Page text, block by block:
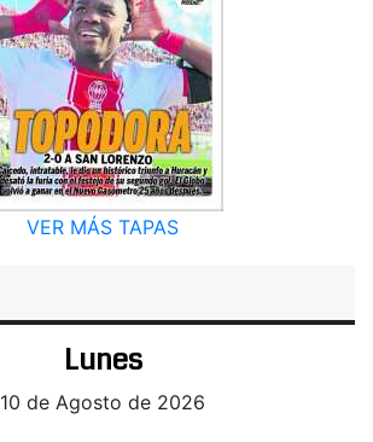
VER MÁS TAPAS
Lunes
10 de Agosto de 2026